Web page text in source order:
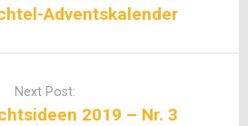
Adventskalender
Next Post:
2019 – Nr. 3